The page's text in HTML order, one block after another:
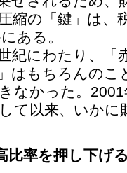
縮の「鍵」は、
ある。
紀にわたり、「
はもちろんのこ
なかった。
て以来、いかに
率を押し下げ